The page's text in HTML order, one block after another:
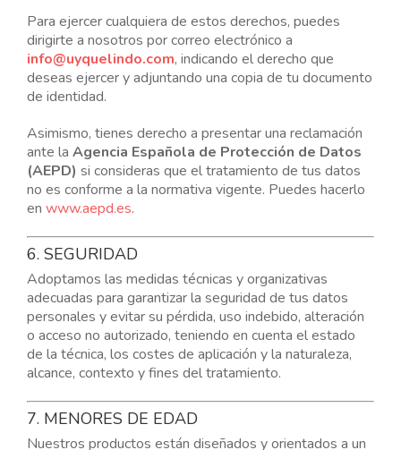
Para ejercer cualquiera de estos derechos, puedes
dirigirte a nosotros por correo electrónico a
info@uyquelindo.com, indicando el derecho que
deseas ejercer y adjuntando una copia de tu documento
de identidad.
Asimismo, tienes derecho a presentar una reclamación
ante la Agencia Española de Protección de Datos
(AEPD) si consideras que el tratamiento de tus datos
no es conforme a la normativa vigente. Puedes hacerlo
en www.aepd.es.
6. SEGURIDAD
Adoptamos las medidas técnicas y organizativas
adecuadas para garantizar la seguridad de tus datos
personales y evitar su pérdida, uso indebido, alteración
o acceso no autorizado, teniendo en cuenta el estado
de la técnica, los costes de aplicación y la naturaleza,
alcance, contexto y fines del tratamiento.
7. MENORES DE EDAD
Nuestros productos están diseñados y orientados a un